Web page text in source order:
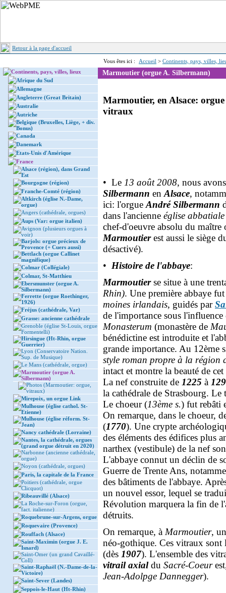
Retour à la page d'accueil
Vous êtes ici : Accueil > Continents, pays, villes,
Continents, pays, villes, lieux
Afrique du Sud
Allemagne
Angleterre (Great Britain)
Australie
Autriche
Belgique (Bruxelles, Liège, + div.
Bonus)
Canada
Danemark
Etats-Unis d'Amérique
France
Alsace (région), dans Grand
Est
Bourgogne (région)
Franche-Comté (région)
Altkirch (église N.-Dame,
orgue)
Angers (cathédrale, orgues)
Aups (Var: orgue italien)
Avignon (plusieurs orgues à
voir)
Barjols: orgue précieux de
Provence (+ Cuers aussi)
Bettlach (orgue Callinet
magnifique)
Colmar (Collégiale)
Colmar, St-Matthieu
Ebersmunster (orgue A.
Silbermann)
Ferrette (orgue Roethinger,
1926)
Fréjus (cathédrale, Var)
Grasse: ancienne cathédrale
Grenoble (église St-Louis, orgue
Formentelli)
Hirsingue (Ht-Rhin, orgue
Guerrier)
Lyon (Conservatoire Nation.
Sup. de Musique)
Le Mans (cathédrale, orgue)
Marmoutier (orgue A.
Silbermann)
Photos (Marmoutier: orgue,
vitraux)
Mirepoix, un orgue Link
Mulhouse (église cathol. St-
Etienne)
Mulhouse (église réform. St-
Jean)
Nancy cathédrale (Lorraine)
Nantes, la cathédrale, orgues
(grand orgue détruit en 2020)
Narbonne (ancienne cathédrale,
orgue)
Noyon (cathédrale, orgues)
Paris, la capitale de la France
Poitiers (cathédrale, orgue
Clicquot)
Ribeauvillé (Alsace)
La Roche-sur-Foron (orgue,
fact. italienne)
Roquebrune-sur-Argens, orgue
Roquevaire (Provence)
Rouffach (Alsace)
Saint-Maximin (orgue J. E.
Isnard)
Saint-Omer (un grand Cavaillé-
Coll)
Saint-Raphaël (N.-Dame-de-la-
Victoire)
Saint-Sever (Landes)
Seppois-le-Haut (Ht-Rhin)
Marmoutier (orgue A. Silbermann)
Marmoutier, en Alsace:
vitraux
• Le 13 août 2008, nous
Silbermann en Alsace,
ici: l'orgue André Silbermann
dans l'ancienne église
chef-d'oeuvre absolu du maître
Marmoutierest aussi le siège
désactivé).
• Histoire de l'abbaye:
Marmoutierse situe à une
Rhin). Une première abbaye
moines irlandais, guidés par
de l'importance sous
Monasterum (monastère de
bénédictine est introduite et
grande importance. Au 12ème
style roman propre à la région
intact et montre la beauté de
La nef construite de 1225 à
la cathédrale de Strasbourg. Le
Le choeur (13ème s.) fut rebâti
On remarque, dans le choeur,
(1770). Une crypte
des éléments des édifices plus
narthex (vestibule) de la nef
L'abbaye connut un déclin de
Guerre de Trente Ans,
des bâtiments de l'abbaye.
un nouvel essor, lequel se
Révolution marquera la fin de
détruits.
On remarque, à Marmoutier,
néo-gothique. Ces vitraux
(dès 1907). L'ensemble des
vitrail axialdu Sacré-Coeur
Jean-Adolpge Dannegger).